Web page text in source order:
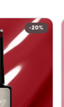
-20%